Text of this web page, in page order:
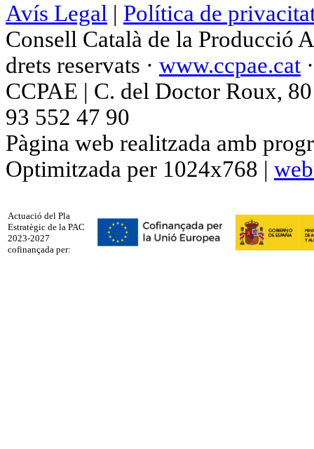
Avís Legal | Política de
Consell Català de la Producció
drets reservats · www.ccpae.cat
CCPAE | C. del Doctor Roux,
93 552 47 90
Pàgina web realitzada amb
Optimitzada per 1024x768 |
Actuació del Pla
Estratègic de la PAC
2023-2027
cofinançada per: